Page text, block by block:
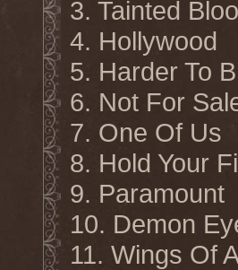
3. Tainted
4. Hollywood
5. Harder To
6. Not For
7. One Of Us
8. Hold Your
9. Paramount
10. Demon
11. Wings Of